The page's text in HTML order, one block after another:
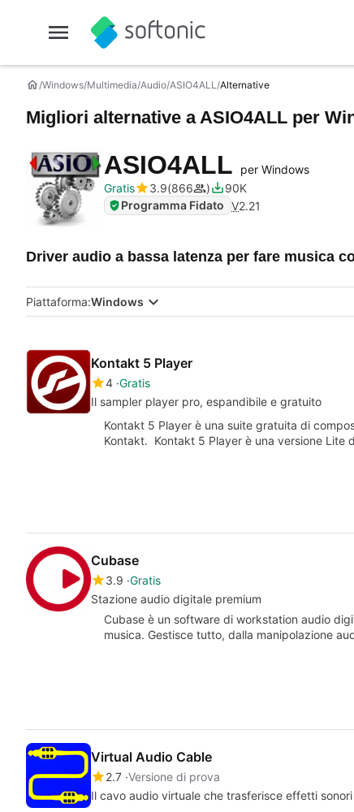
Windows Multimedia Audio ASIO4ALL Alternative
Migliori alternative aASIO4ALL per
ASIO4ALL
per Windows
Gratis
3.9 866
90K
Programma Fidato V2.21
Driver audio a bassa latenza per fare musica
Piattaforma:Windows
Kontakt 5 Player
4 Gratis
Il sampler player pro, espandibile e gratuito
Kontakt 5 Player è una suite gratuita di
Kontakt. Kontakt 5 Player è una versione Lite
Cubase
3.9 Gratis
Stazione audio digitale premium
Cubase è un software di workstation audio
musica. Gestisce tutto, dalla manipolazione
Virtual Audio Cable
2.7 Versione di prova
Il cavo audio virtuale che trasferisce effetti